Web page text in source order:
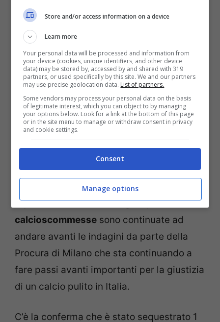
ci sono ora dei problemi da risolvere che
portano addirittura a quelle che possono
essere lesqualifiche per i calciatori di
Serie Acoinvolti come accaduto con
FagiolieTonalinegli anni precedenti in
uno scandalo senza precedenti.
E’ un momento ora più che negativo per il
calcio italiano perché la notizia arriva
direttamente dai colleghi del
Corriere della
Serache lanciano l’allarme riguardo quello
che è accaduto negli ultimi mesi. Dopo le
squalifiche di Tonali e Fagioliper
calcioscommesse sono continuate ad
andare avanti le indagini da parte della
Procura di Milano che sta continuando a
fare passi avanti importanti per la giustizia
di un calcio pulito in Italia.
C’è la conferma che è stato sequestrato 1
Store and/or access information on a device
Learn more
Your personal data will be processed and information from
your device (cookies, unique identifiers, and other device
data) may be stored by, accessed by and shared with 319
partners, or used specifically by this site. We and our partners
may use precise geolocation data. List of partners.
Some vendors may process your personal data on the basis
of legitimate interest, which you can object to by managing
your options below. Look for a link at the bottom of this page
or in the site menu to manage or withdraw consent in privacy
and cookie settings.
Consent
Manage options